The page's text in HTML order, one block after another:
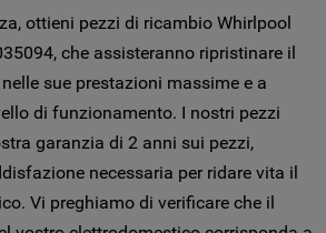
ottieni pezzi di ricambio Whirlpool
che assisteranno ripristinare il
sue prestazioni massime e a
di funzionamento. I nostri pezzi
garanzia di 2 anni sui pezzi,
necessaria per ridare vita il
Vi preghiamo di verificare che il
predefinite che non
di cookie diversi dai
Cliccando sul pulsante
I COOKIES", acconsenti
i nostri cookie e alla
tuoi dati con terze parti
Accedendo alla sezione
LE MIE PREFERENZE
potrai impostare in modo